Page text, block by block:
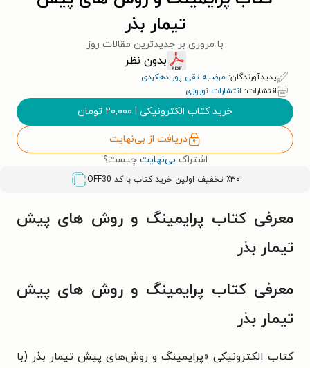
تیمار بذر
با مروری بر جدیدترین مقالات روز
بدون نظر
پدیدآورندگان: مرضیه تقی پور دهکردی
انتشارات: انتشارات نوروزی
خرید کتاب الکترونیکی | ۲۰,۰۰۰ تومان
دریافت از بی‌نهایت
اشتراک بی‌نهایت چیست؟
٪۳۰ تخفیف اولین خرید کتاب با کد OFF30
معرفی کتاب پرایمینگ و روش های پیش
تیمار بذر
معرفی کتاب پرایمینگ و روش های پیش
تیمار بذر
کتاب الکترونیکی «پرایمینگ و روش‌های پیش تیمار بذر (با